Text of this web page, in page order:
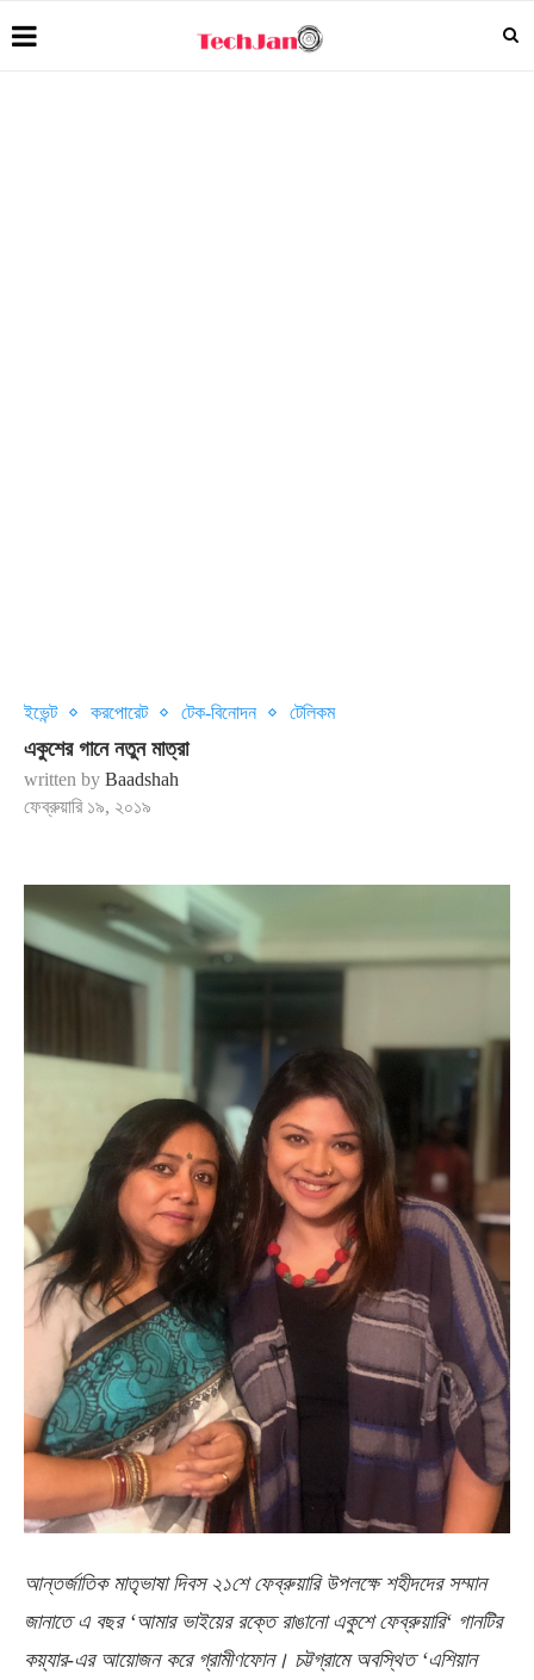
ইভেন্ট করপোরেট টেক-বিনোদন টেলিকম
একুশের গানে নতুন মাত্রা
written by Baadshah
ফেব্রুয়ারি ১৯, ২০১৯
আন্তর্জাতিক মাতৃভাষা দিবস ২১শে ফেব্রুয়ারি উপলক্ষে শহীদদের সম্মান
জানাতে এ বছর ‘আমার ভাইয়ের রক্তে রাঙানো একুশে ফেব্রুয়ারি‘ গানটির
কয়্যার-এর আয়োজন করে গ্রামীণফোন। চট্টগ্রামে অবস্থিত‘এশিয়ান